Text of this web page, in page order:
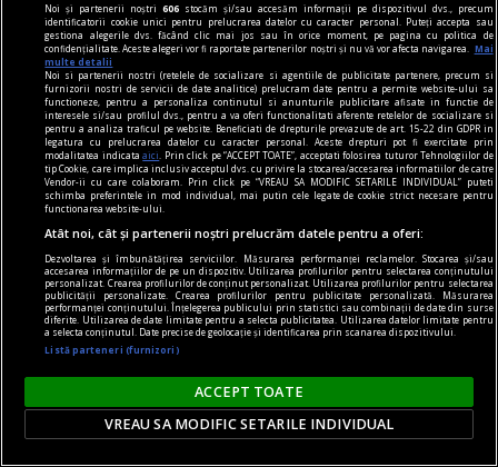
skateboard
Tipuri de skateboard-uri: Ce model să alegi?
Vrei să te plimbi prin oraș mai rapid, să înveți
primele trick-uri sau să ai o alternativă cool la
mersul pe jos? Alegerea plăcii potrivite face
diferența între o experiență frustrantă și una
care te motivează să ieși zilnic la skate.
Noi și partenerii noștri606 stocăm și/sau accesăm informații pe dispozitivul dvs., precum
identificatorii cookie unici pentru prelucrarea datelor cu caracter personal. Puteți accepta sau
gestiona alegerile dvs. făcând clic mai jos sau în orice moment, pe pagina cu politica de
confidențialitate. Aceste alegeri vor fi raportate partenerilor noștri și nu vă vor afecta navigarea.
Mai
multe detalii
Noi si partenerii nostri (retelele de socializare si agentiile de publicitate partenere, precum si
furnizorii nostri de servicii de date analitice) prelucram date pentru a permite website-ului sa
functioneze, pentru a personaliza continutul si anunturile publicitare afisate in functie de
interesele si/sau profilul dvs., pentru a va oferi functionalitati aferente retelelor de socializare si
pentru a analiza traficul pe website. Beneficiati de drepturile prevazute de art. 15-22 din GDPR in
legatura cu prelucrarea datelor cu caracter personal. Aceste drepturi pot fi exercitate prin
modalitatea indicataaici
. Prin click pe “ACCEPT TOATE”, acceptati folosirea tuturor Tehnologiilor de
tip Cookie, care implica inclusiv acceptul dvs. cu privire la stocarea/accesarea informatiilor de catre
Vendor-ii cu care colaboram. Prin click pe “VREAU SA MODIFIC SETARILE INDIVIDUAL” puteti
schimba preferintele in mod individual, mai putin cele legate de cookie strict necesare pentru
functionarea website-ului.
Atât noi, cât și partenerii noștri prelucrăm datele pentru a oferi:
Dezvoltarea și îmbunătățirea serviciilor. Măsurarea performanței reclamelor. Stocarea și/sau
accesarea informațiilor de pe un dispozitiv. Utilizarea profilurilor pentru selectarea conținutului
personalizat. Crearea profilurilor de conținut personalizat. Utilizarea profilurilor pentru selectarea
publicității personalizate. Crearea profilurilor pentru publicitate personalizată. Măsurarea
performanței conținutului. Înțelegerea publicului prin statistici sau combinații de date din surse
diferite. Utilizarea de date limitate pentru a selecta publicitatea. Utilizarea datelor limitate pentru
a selecta conținutul. Date precise de geolocație și identificarea prin scanarea dispozitivului.
Listă parteneri (furnizori)
ACCEPT TOATE
VREAU SA MODIFIC SETARILE INDIVIDUAL